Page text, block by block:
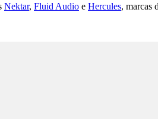
Nektar, Fluid Audio e Hercules, marcas